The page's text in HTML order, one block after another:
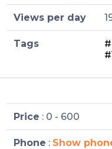
Views per day
Tags
Price : 0 - 600
Phone : Show